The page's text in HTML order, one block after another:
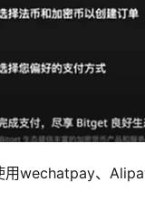
用wechatpay、